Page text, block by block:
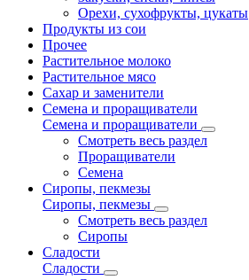
Орехи, сухофрукты, цукаты
Продукты из сои
Прочее
Растительное молоко
Растительное мясо
Сахар и заменители
Семена и проращиватели
Семена и проращиватели
Смотреть весь раздел
Проращиватели
Семена
Сиропы, пекмезы
Сиропы, пекмезы
Смотреть весь раздел
Сиропы
Сладости
Сладости